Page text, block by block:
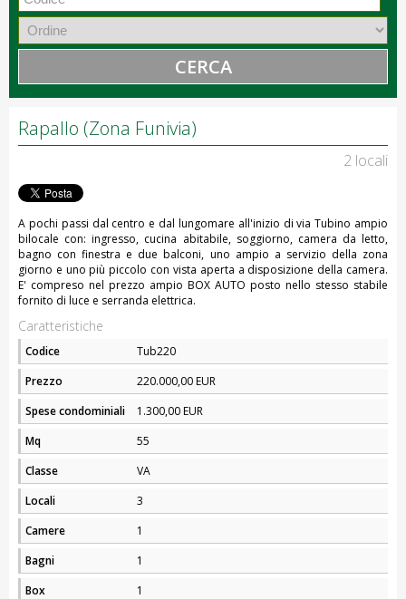
CERCA
Rapallo (Zona Funivia)
2 locali
A pochi passi dal centro e dal lungomare all'inizio di via Tubino ampio
bilocale con: ingresso, cucina abitabile, soggiorno, camera da letto,
bagno con finestra e due balconi, uno ampio a servizio della zona
giorno e uno più piccolo con vista aperta a disposizione della camera.
E' compreso nel prezzo ampio BOX AUTO posto nello stesso stabile
fornito di luce e serranda elettrica.
Caratteristiche
Codice
Tub220
Prezzo
220.000,00 EUR
Spese condominiali
1.300,00 EUR
Mq
55
Classe
VA
Locali
3
Camere
1
Bagni
1
Box
1